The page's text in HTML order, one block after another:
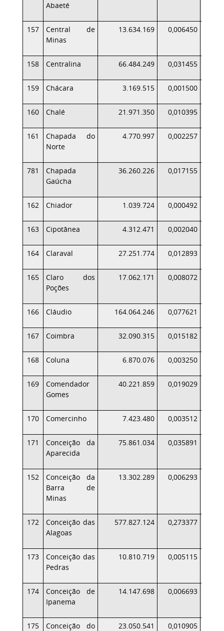
Abaeté
157
Central de
Minas
13.634.169 0,006450
158 Centralina 66.484.249 0,031455
159 Chácara 3.169.515 0,001500
160 Chalé 21.971.350 0,010395
161
Chapada do
Norte
4.770.997 0,002257
781
Chapada
Gaúcha
36.260.226 0,017155
162 Chiador 1.039.724 0,000492
163 Cipotânea 4.312.471 0,002040
164 Claraval 27.251.774 0,012893
165
Claro dos
Poções
17.062.171 0,008072
166 Cláudio 164.064.246 0,077621
167 Coimbra 32.090.315 0,015182
168 Coluna 6.870.076 0,003250
169
Comendador
Gomes
40.221.859 0,019029
170 Comercinho 7.423.480 0,003512
171
Conceição da
Aparecida
75.861.034 0,035891
152
Conceição da
Barra de
Minas
13.302.289 0,006293
172
Conceição das
Alagoas
577.827.124 0,273377
173
Conceição das
Pedras
10.810.719 0,005115
174
Conceição de
Ipanema
14.147.698 0,006693
175
Conceição do
23.050.541 0,010905